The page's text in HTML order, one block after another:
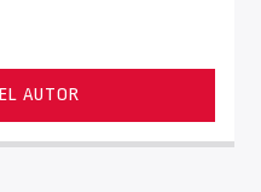
AUTOR